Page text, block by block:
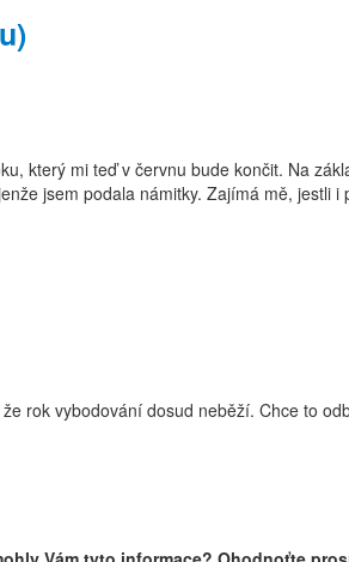
který mi teď v červnu bude končit. Na
jsem podala námitky. Zajímá mě,
rok vybodování dosud neběží. Chce to